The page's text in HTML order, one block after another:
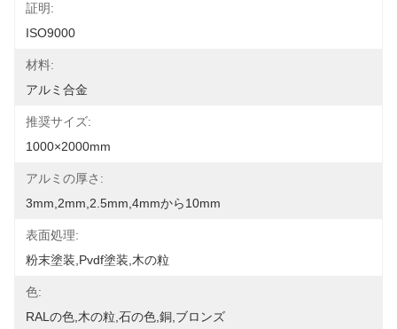
証明:
ISO9000
材料:
アルミ合金
推奨サイズ:
1000×2000mm
アルミの厚さ:
3mm,2mm,2.5mm,4mmから10mm
表面処理:
粉末塗装,pvdf塗装,木の粒
色:
RALの色,木の粒,石の色,銅,ブロンズ